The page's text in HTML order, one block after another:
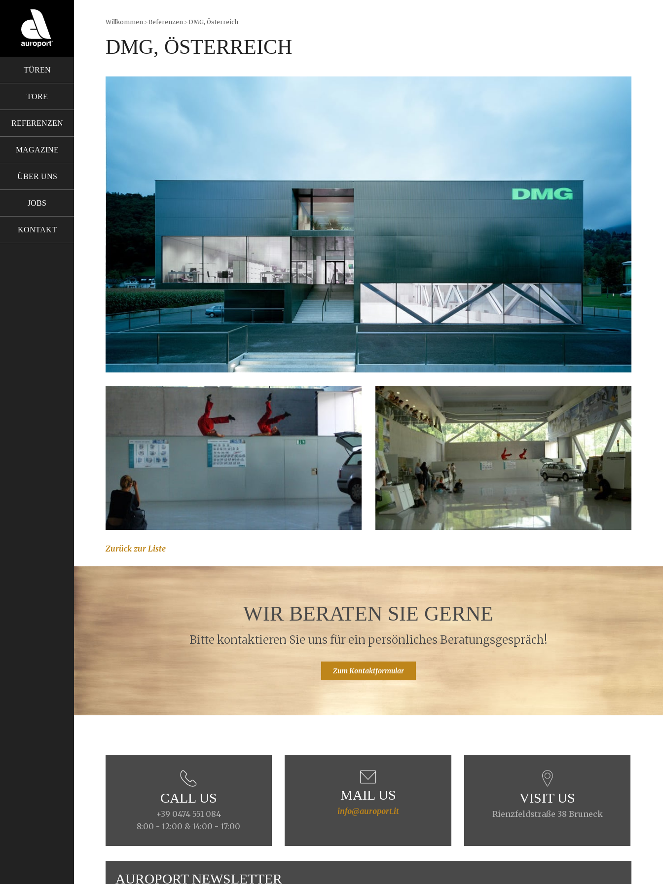
TÜREN
TORE
REFERENZEN
MAGAZINE
ÜBER UNS
JOBS
KONTAKT
Willkommen >Referenzen >DMG, Österreich
DMG, ÖSTERREICH
Zurück zur Liste
WIR BERATEN SIE GERNE
Bitte kontaktieren Sie uns für ein persönliches Beratungsgespräch!
Zum Kontaktformular
CALL US
+39 0474 551 084
8:00 - 12:00 & 14:00 - 17:00
MAIL US
info@auroport.it
VISIT US
Rienzfeldstraße 38 Bruneck
AUROPORT NEWSLETTER